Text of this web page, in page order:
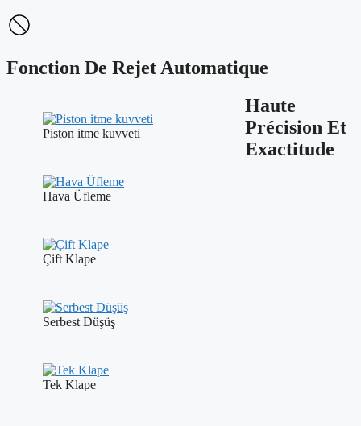
Fonction De Rejet Automatique
Piston itme kuvveti
Hava Üfleme
Çift Klape
Serbest Düşüş
Tek Klape
Haute
Précision Et
Exactitude